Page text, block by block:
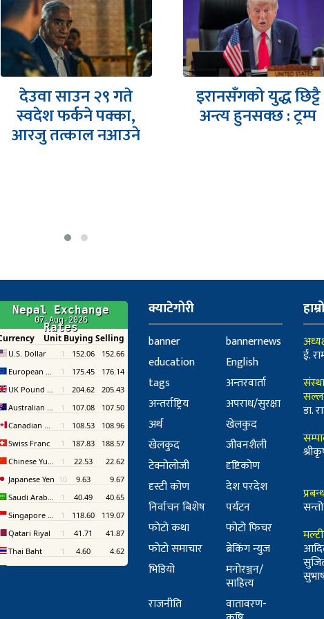
देउवा साउन २९ गते
स्वदेश फर्कने पक्का,
आरजु तत्काल नआउने
इरानसँगको युद्ध छिट्टै
अन्त्य हुनसक्छ : ट्रम्प
क्याटेगोरी
banner
bannernews
education
English
tags
अन्तरवार्ता
अन्तर्राष्ट्रिय
अपराध/सुरक्षा
अर्थ
खेलकुद
खेलकुद
जीवनशैली
टेक्नोलोजी
दृष्टिकोण
दृस्टी कोण
देश परदेश
निर्वाचन बिशेष
पर्यटन
फोटो कथा
फोटो फिचर
फोटो समाचार
ब्रेकिंग न्युज
भिडियो
मनोरञ्जन/
साहित्य
राजनीति
वातावरण-
ई.
डा.